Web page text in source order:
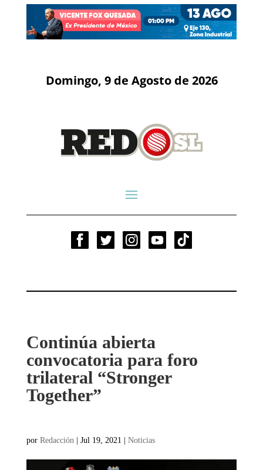
Domingo, 9 de Agosto de 2026
Continúa abierta
convocatoria para foro
trilateral “Stronger
Together”
por Redacción | Jul 19, 2021 | Noticias